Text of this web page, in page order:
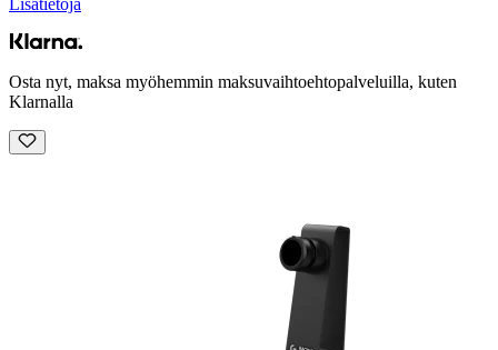
Lisätietoja
Osta nyt, maksa myöhemmin maksuvaihtoehtopalveluilla, kuten
Klarnalla